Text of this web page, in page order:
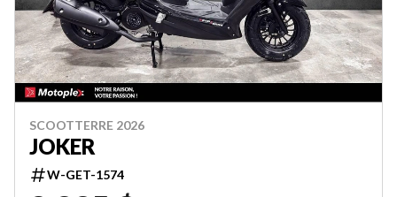
SCOOTTERRE 2026
JOKER
W-GET-1574